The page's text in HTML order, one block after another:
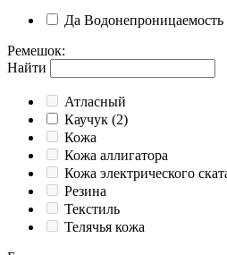
Да Водонепроницаемость
Ремешок:
Найти
Атласный
Каучук (2)
Кожа
Кожа аллигатора
Кожа электрического
Резина
Текстиль
Телячья кожа